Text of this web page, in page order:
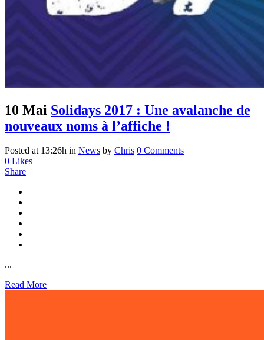
10 Mai Solidays 2017 : Une avalanche de
nouveaux noms à l’affiche !
Posted at 13:26h in News by Chris 0 Comments
0 Likes
Share
...
Read More